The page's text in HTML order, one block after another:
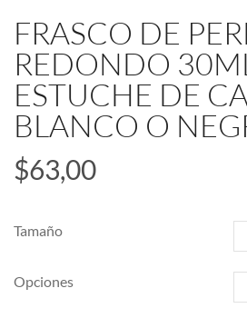
FRASCO DE
REDONDO
ESTUCHE DE
BLANCO O
$63,00
Tamaño
Opciones